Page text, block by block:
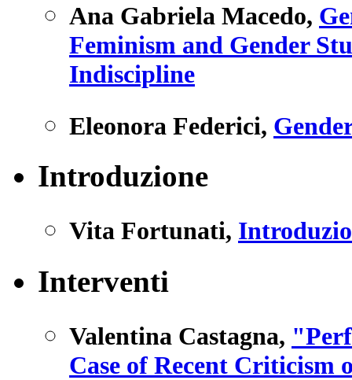
Ana Gabriela Macedo,
Feminism and Gender
Indiscipline
Eleonora Federici,
Introduzione
Vita Fortunati,
Interventi
Valentina Castagna,
Case of Recent Criticism